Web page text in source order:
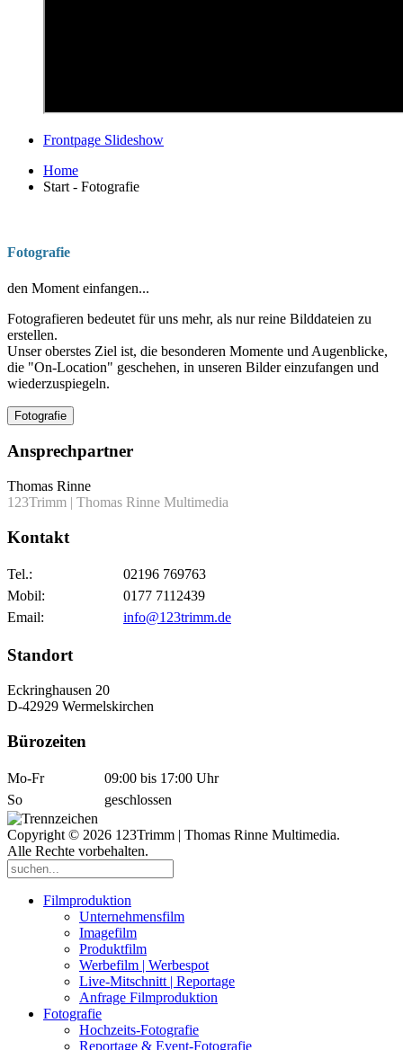
Frontpage Slideshow
Home
Start - Fotografie
Fotografie
den Moment einfangen...
Fotografieren bedeutet für uns mehr, als nur reine Bilddateien zu
erstellen.
Unser oberstes Ziel ist, die besonderen Momente und Augenblicke,
die "On-Location" geschehen, in unseren Bilder einzufangen und
wiederzuspiegeln.
Fotografie
Ansprechpartner
Thomas Rinne
123Trimm | Thomas Rinne Multimedia
Kontakt
Tel.:
02196 769763
Mobil:
0177 7112439
Email:
info@123trimm.de
Standort
Eckringhausen 20
D-42929 Wermelskirchen
Bürozeiten
Mo-Fr
09:00 bis 17:00 Uhr
So
geschlossen
Copyright © 2026 123Trimm | Thomas Rinne Multimedia.
Alle Rechte vorbehalten.
Filmproduktion
Unternehmensfilm
Imagefilm
Produktfilm
Werbefilm | Werbespot
Live-Mitschnitt | Reportage
Anfrage Filmproduktion
Fotografie
Hochzeits-Fotografie
Reportage & Event-Fotografie